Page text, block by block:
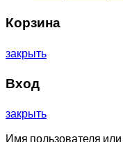
Корзина
закрыть
Вход
закрыть
Имя пользователя